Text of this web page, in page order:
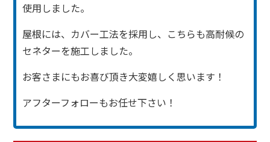
使用しました。
屋根には、カバー工法を採用し、こちらも高耐候の
セネターを施工しました。
お客さまにもお喜び頂き大変嬉しく思います！
アフターフォローもお任せ下さい！